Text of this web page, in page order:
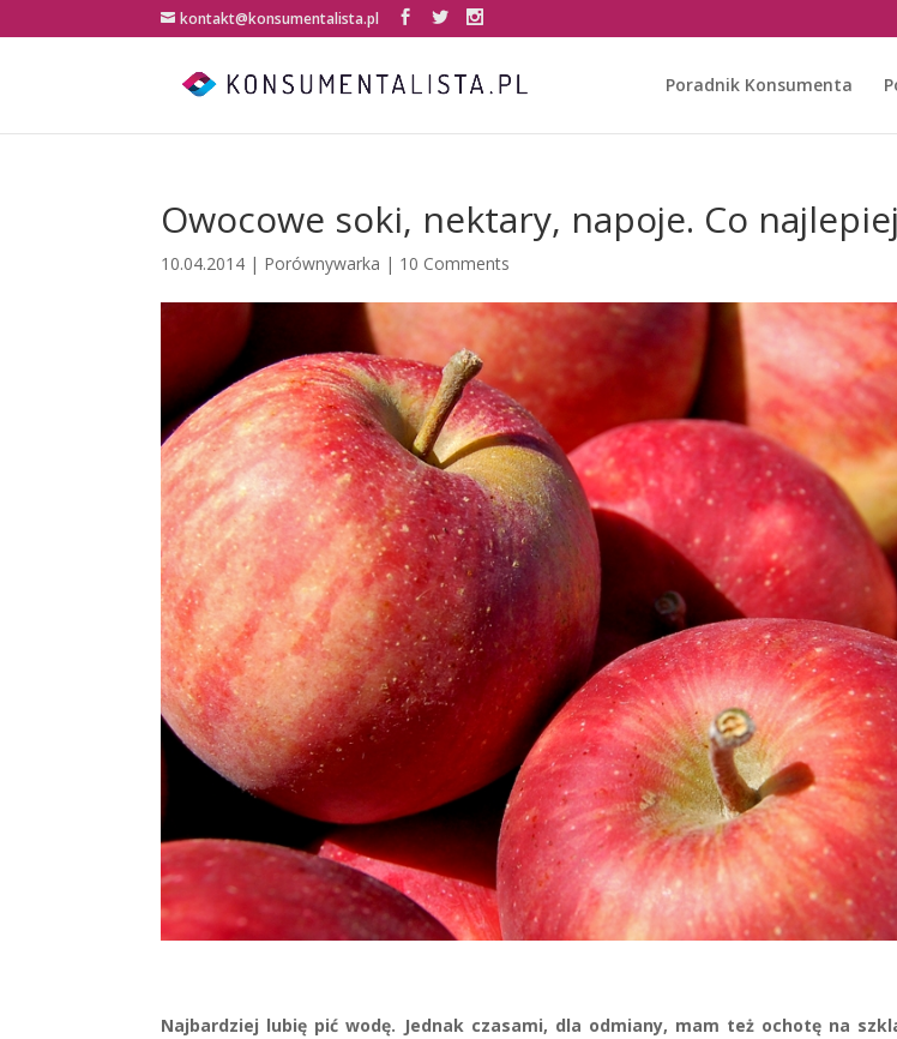
kontakt@konsumentalista.pl
Poradnik Konsumenta
Owocowe soki, nektary, napoje. Co
10.04.2014 | Porównywarka | 10 Comments
Najbardziej lubię pić wodę. Jednak czasami, dla odmiany, mam też ochotę na